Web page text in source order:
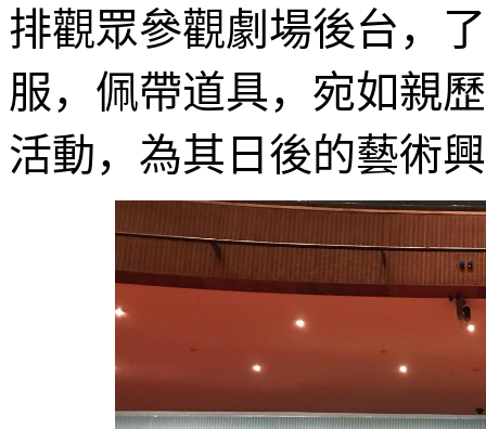
排觀眾參觀劇場後台，
服，佩帶道具，宛如親
活動，為其日後的藝術